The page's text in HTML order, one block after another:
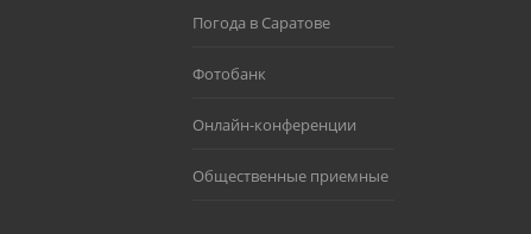
Погода в Саратове
Фотобанк
Онлайн-конференции
Общественные приемные